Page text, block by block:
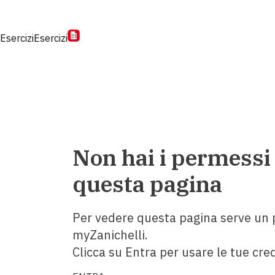
EserciziEsercizi
Non hai i
questa pagina
Per vedere questa pagina serve un
myZanichelli.
Clicca su Entra per usare le tue